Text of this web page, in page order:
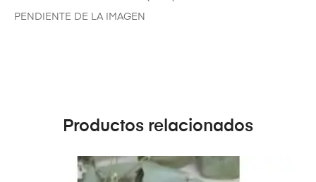
PENDIENTE DE LA IMAGEN
Productos relacionados